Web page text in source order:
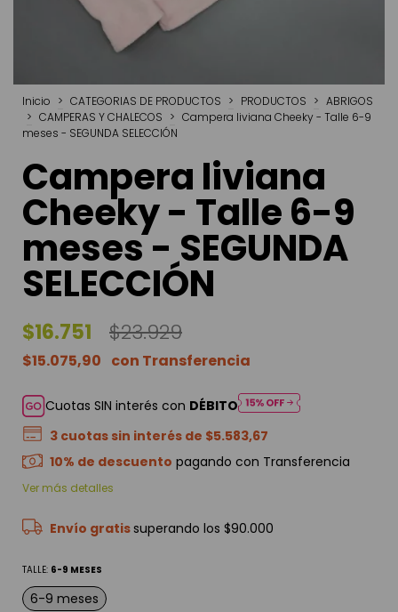
Inicio > CATEGORIAS DE PRODUCTOS > PRODUCTOS > ABRIGOS
> CAMPERAS Y CHALECOS > Campera liviana Cheeky - Talle 6-9
meses - SEGUNDA SELECCIÓN
Campera liviana
Cheeky - Talle 6-9
meses - SEGUNDA
SELECCIÓN
$16.751 $23.929
$15.075,90
Cuotas SIN interés con DÉBITO
3 cuotas sin interés de $5.583,67
10% de descuento pagando con Transferencia
Ver más detalles
Envío gratissuperando los$90.000
TALLE: 6-9 MESES
6-9 meses